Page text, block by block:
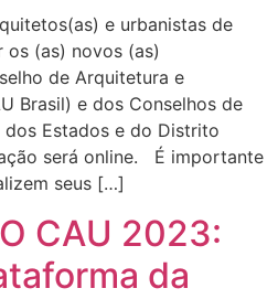
e urbanistas de
(as) novos (as)
de Arquitetura e
Brasil) e dos Conselhos de
Estados e do Distrito
será online. É importante
seus […]
CAU 2023:
da